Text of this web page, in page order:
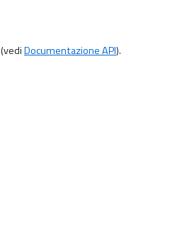
(vediDocumentazione API).